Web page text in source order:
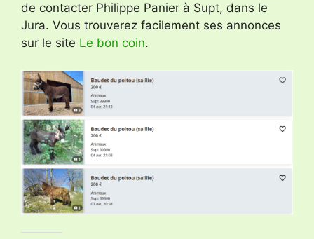
de contacter Philippe Panier à Supt, dans le
Jura. Vous trouverez facilement ses annonces
sur le site Le bon coin.